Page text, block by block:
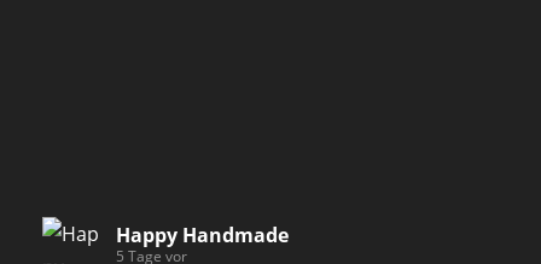
Happy Handmade
5 Tage vor